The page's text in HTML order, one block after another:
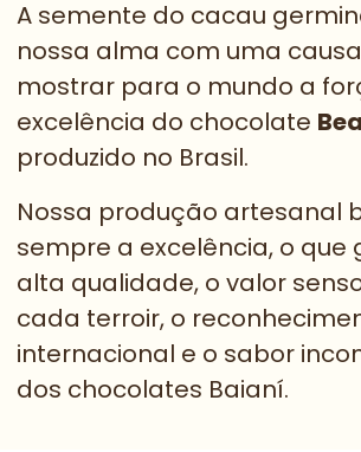
A semente do cacau
nossa alma com uma
mostrar para o mundo a
excelência do chocolate
produzido no Brasil.
Nossa produção artesanal
sempre a excelência, o que
alta qualidade, o valor
cada terroir, o
internacional e o sabor
dos chocolates Baianí.